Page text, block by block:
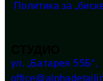
Политика за
ул. „Батарея